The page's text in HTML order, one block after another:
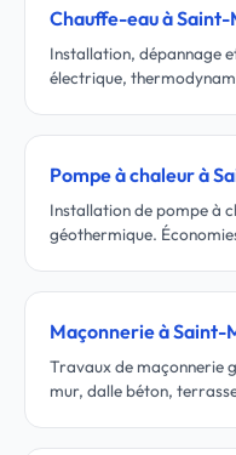
Chauffe-eau à
Installation, dépannage
électrique,
Pompe à chaleur à
Installation de pompe à
géothermique.
Maçonnerie à
Travaux de maçonnerie
mur, dalle béton,